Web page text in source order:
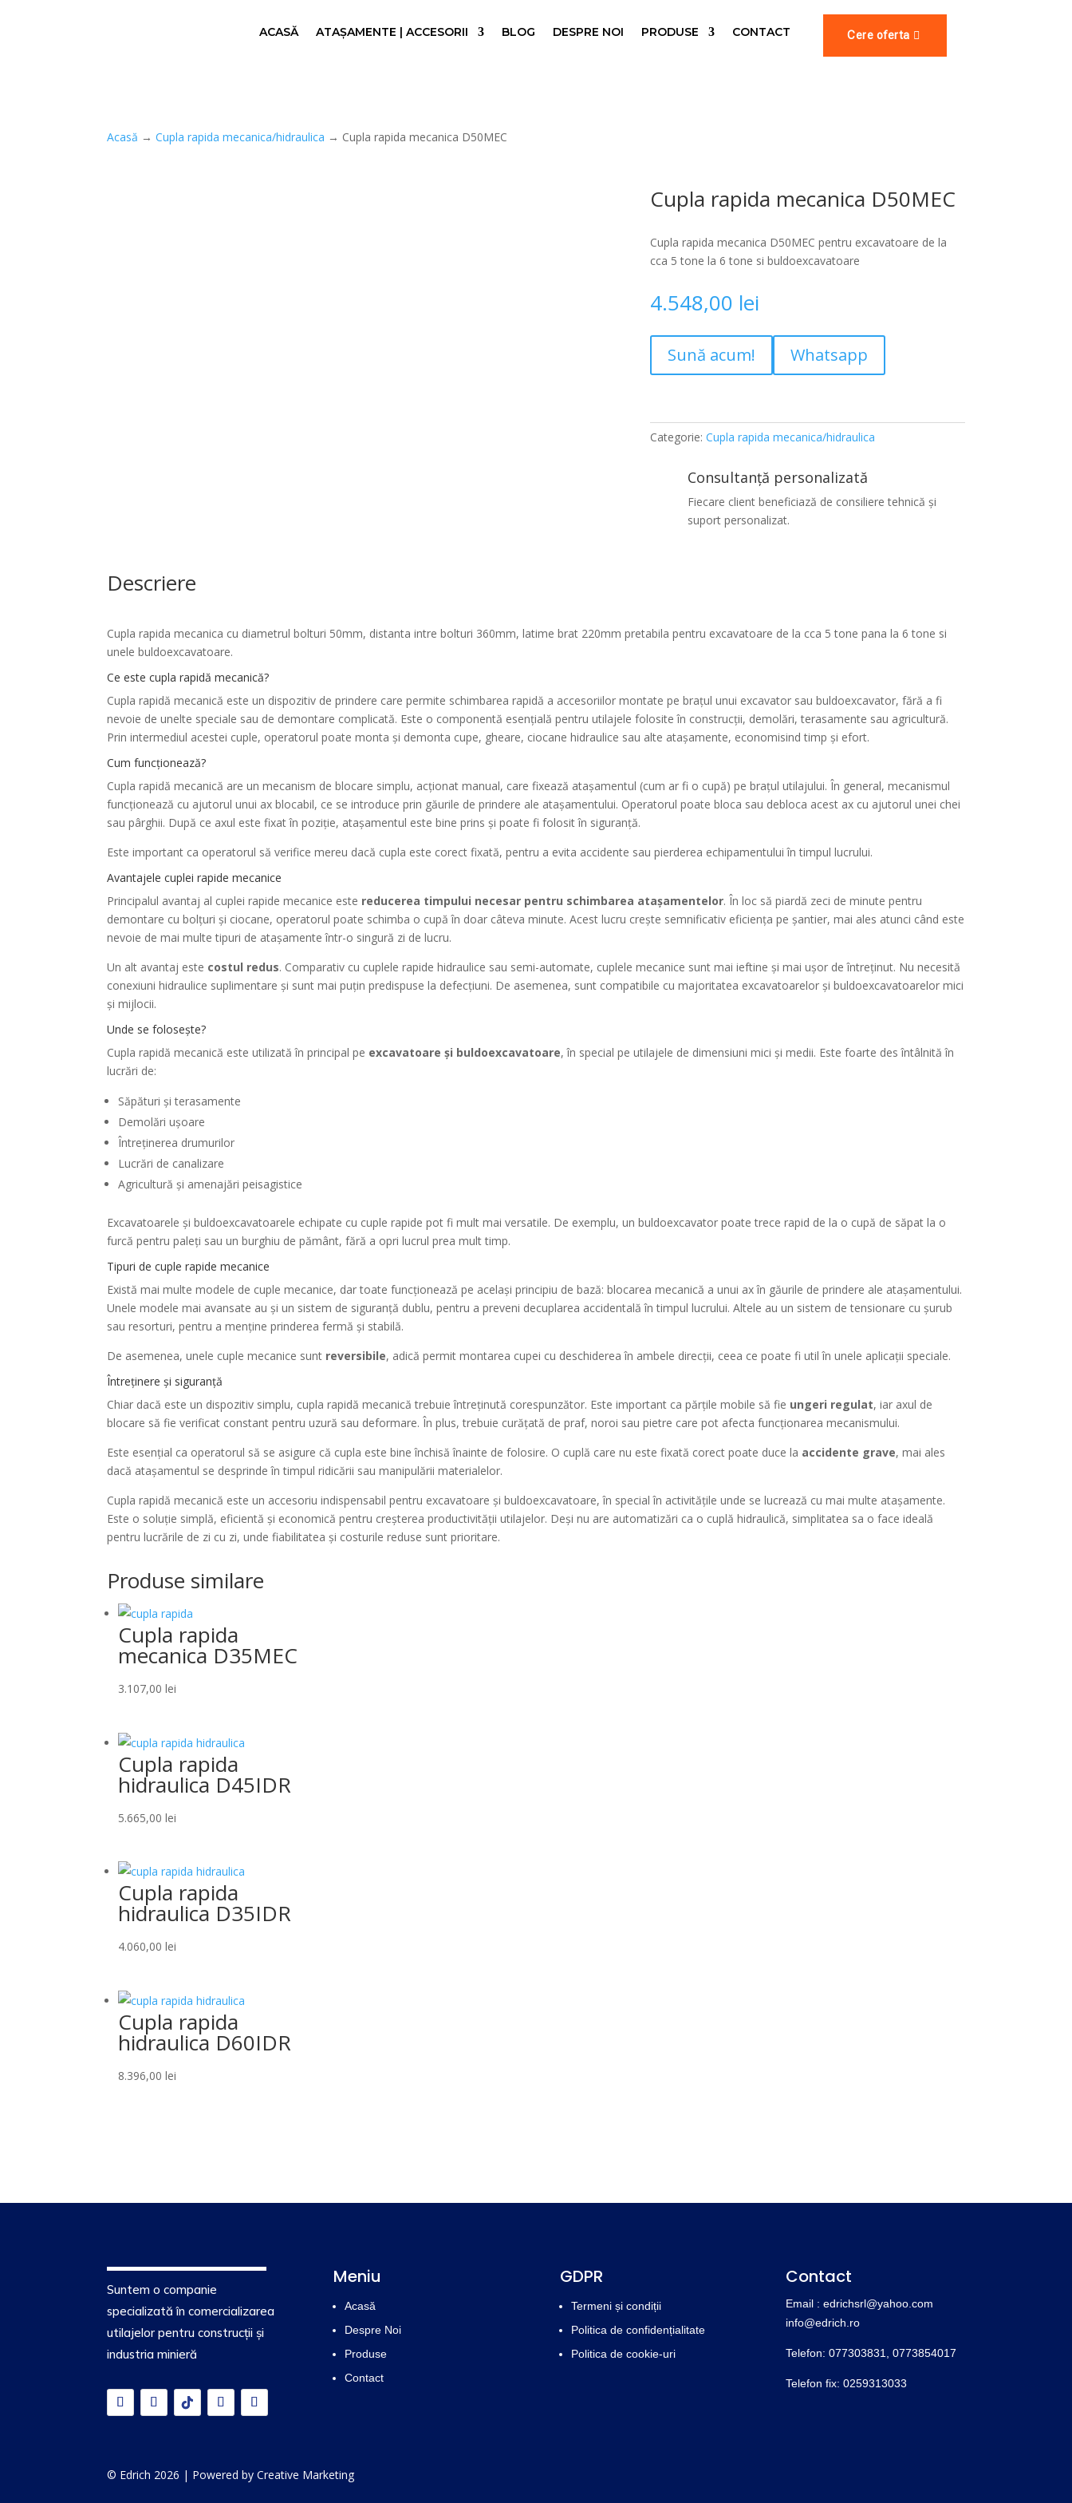
ACASĂ ATAȘAMENTE | ACCESORII BLOG DESPRE NOI PRODUSE CONTACT Cere oferta
Acasă →Cupla rapida mecanica/hidraulica → Cupla rapida mecanica D50MEC
Cupla rapida mecanica D50MEC
Cupla rapida mecanica D50MEC pentru excavatoare de la
cca 5 tone la 6 tone si buldoexcavatoare
4.548,00 lei
Sună acum! Whatsapp
Categorie: Cupla rapida mecanica/hidraulica
Consultanță personalizată
Fiecare client beneficiază de consiliere tehnică și
suport personalizat.
Descriere
Cupla rapida mecanica cu diametrul bolturi 50mm, distanta intre bolturi 360mm, latime brat 220mm pretabila pentru excavatoare de la cca 5 tone pana la 6 tone si
unele buldoexcavatoare.
Ce este cupla rapidă mecanică?
Cupla rapidă mecanică este un dispozitiv de prindere care permite schimbarea rapidă a accesoriilor montate pe brațul unui excavator sau buldoexcavator, fără a fi
nevoie de unelte speciale sau de demontare complicată. Este o componentă esențială pentru utilajele folosite în construcții, demolări, terasamente sau agricultură.
Prin intermediul acestei cuple, operatorul poate monta și demonta cupe, gheare, ciocane hidraulice sau alte atașamente, economisind timp și efort.
Cum funcționează?
Cupla rapidă mecanică are un mecanism de blocare simplu, acționat manual, care fixează atașamentul (cum ar fi o cupă) pe brațul utilajului. În general, mecanismul
funcționează cu ajutorul unui ax blocabil, ce se introduce prin găurile de prindere ale atașamentului. Operatorul poate bloca sau debloca acest ax cu ajutorul unei chei
sau pârghii. După ce axul este fixat în poziție, atașamentul este bine prins și poate fi folosit în siguranță.
Este important ca operatorul să verifice mereu dacă cupla este corect fixată, pentru a evita accidente sau pierderea echipamentului în timpul lucrului.
Avantajele cuplei rapide mecanice
Principalul avantaj al cuplei rapide mecanice este reducerea timpului necesar pentru schimbarea atașamentelor. În loc să piardă zeci de minute pentru
demontare cu bolțuri și ciocane, operatorul poate schimba o cupă în doar câteva minute. Acest lucru crește semnificativ eficiența pe șantier, mai ales atunci când este
nevoie de mai multe tipuri de atașamente într-o singură zi de lucru.
Un alt avantaj este costul redus. Comparativ cu cuplele rapide hidraulice sau semi-automate, cuplele mecanice sunt mai ieftine și mai ușor de întreținut. Nu necesită
conexiuni hidraulice suplimentare și sunt mai puțin predispuse la defecțiuni. De asemenea, sunt compatibile cu majoritatea excavatoarelor și buldoexcavatoarelor mici
și mijlocii.
Unde se folosește?
Cupla rapidă mecanică este utilizată în principal pe excavatoare și buldoexcavatoare, în special pe utilajele de dimensiuni mici și medii. Este foarte des întâlnită în
lucrări de:
Săpături și terasamente
Demolări ușoare
Întreținerea drumurilor
Lucrări de canalizare
Agricultură și amenajări peisagistice
Excavatoarele și buldoexcavatoarele echipate cu cuple rapide pot fi mult mai versatile. De exemplu, un buldoexcavator poate trece rapid de la o cupă de săpat la o
furcă pentru paleți sau un burghiu de pământ, fără a opri lucrul prea mult timp.
Tipuri de cuple rapide mecanice
Există mai multe modele de cuple mecanice, dar toate funcționează pe același principiu de bază: blocarea mecanică a unui ax în găurile de prindere ale atașamentului.
Unele modele mai avansate au și un sistem de siguranță dublu, pentru a preveni decuplarea accidentală în timpul lucrului. Altele au un sistem de tensionare cu șurub
sau resorturi, pentru a menține prinderea fermă și stabilă.
De asemenea, unele cuple mecanice sunt reversibile, adică permit montarea cupei cu deschiderea în ambele direcții, ceea ce poate fi util în unele aplicații speciale.
Întreținere și siguranță
Chiar dacă este un dispozitiv simplu, cupla rapidă mecanică trebuie întreținută corespunzător. Este important ca părțile mobile să fie ungeri regulat, iar axul de
blocare să fie verificat constant pentru uzură sau deformare. În plus, trebuie curățată de praf, noroi sau pietre care pot afecta funcționarea mecanismului.
Este esențial ca operatorul să se asigure că cupla este bine închisă înainte de folosire. O cuplă care nu este fixată corect poate duce la accidente grave, mai ales
dacă atașamentul se desprinde în timpul ridicării sau manipulării materialelor.
Cupla rapidă mecanică este un accesoriu indispensabil pentru excavatoare și buldoexcavatoare, în special în activitățile unde se lucrează cu mai multe atașamente.
Este o soluție simplă, eficientă și economică pentru creșterea productivității utilajelor. Deși nu are automatizări ca o cuplă hidraulică, simplitatea sa o face ideală
pentru lucrările de zi cu zi, unde fiabilitatea și costurile reduse sunt prioritare.
Produse similare
Cupla rapida
mecanica D35MEC
3.107,00lei
Cupla rapida
hidraulica D45IDR
5.665,00lei
Cupla rapida
hidraulica D35IDR
4.060,00lei
Cupla rapida
hidraulica D60IDR
8.396,00lei
Suntem o companie
specializată în comercializarea
utilajelor pentru construcții și
industria minieră
Meniu
Acasă
Despre Noi
Produse
Contact
GDPR
Termeni și condiții
Politica de confidențialitate
Politica de cookie-uri
Contact
Email : edrichsrl@yahoo.com
info@edrich.ro
Telefon: 077303831,0773854017
Telefon fix: 0259313033
© Edrich 2026 | Powered byCreative Marketing